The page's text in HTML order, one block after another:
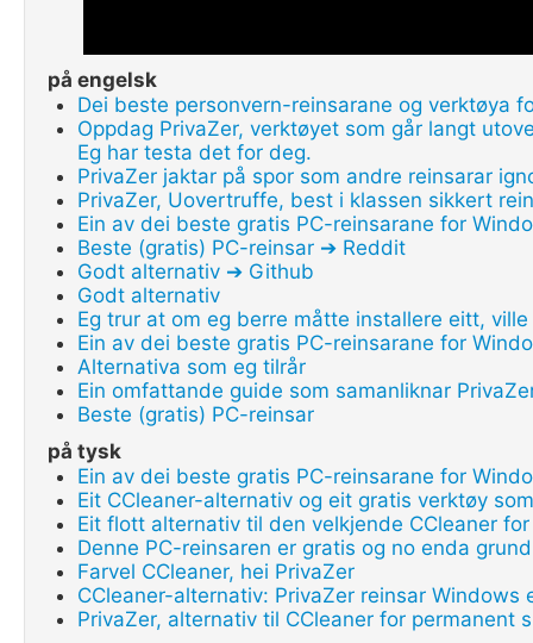
på engelsk
Dei beste personvern-reinsarane og verktøya
Oppdag PrivaZer, verktøyet som går langt
Eg har testa det for deg.
PrivaZer jaktar på spor som andre reinsarar
PrivaZer, Uovertruffe, best i klassen sikkert
Ein av dei beste gratis PC-reinsarane for
Beste (gratis) PC-reinsar ➔ Reddit
Godt alternativ ➔ Github
Godt alternativ
Eg trur at om eg berre måtte installere eitt,
Ein av dei beste gratis PC-reinsarane for
Alternativa som eg tilrår
Ein omfattande guide som samanliknar
Beste (gratis) PC-reinsar
på tysk
Ein av dei beste gratis PC-reinsarane for
Eit CCleaner-alternativ og eit gratis verktøy
Eit flott alternativ til den velkjende CCleaner
Denne PC-reinsaren er gratis og no enda
Farvel CCleaner, hei PrivaZer
CCleaner-alternativ: PrivaZer reinsar Windows
PrivaZer, alternativ til CCleaner for permanent